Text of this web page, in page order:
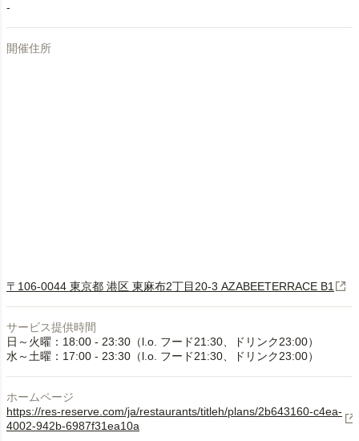
-
開催住所
〒106-0044 東京都 港区 東麻布2丁目20-3 AZABEETERRACE B1
サービス提供時間
日～火曜：18:00 - 23:30（l.o. フード21:30、ドリンク23:00）
水～土曜：17:00 - 23:30（l.o. フード21:30、ドリンク23:00）
ホームページ
https://res-reserve.com/ja/restaurants/titleh/plans/2b643160-c4ea-
4002-942b-6987f31ea10a